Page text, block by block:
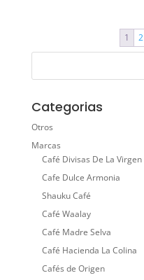
1 2
Categorias
Otros
Marcas
Café Divisas De La Virgen
Cafe Dulce Armonia
Shauku Café
Café Waalay
Café Madre Selva
Café Hacienda La Colina
Cafés de Origen